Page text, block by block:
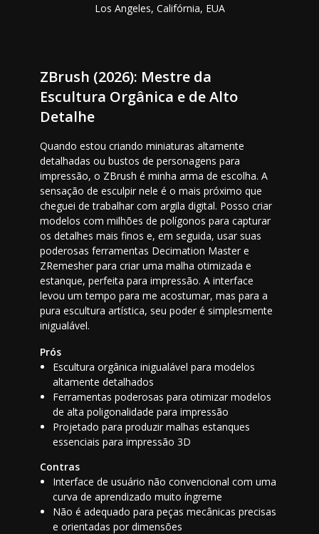
Los Angeles, Califórnia, EUA
ZBrush (2026): Mestre da
Escultura Orgânica e de Alto
Detalhe
Quando estou criando miniaturas altamente
detalhadas ou bustos de personagens para
impressão, o ZBrush é minha arma de escolha. A
sensação de esculpir nele é o mais próximo que
cheguei de trabalhar com argila digital. Posso criar
modelos com milhões de polígonos para capturar
os detalhes mais finos e, em seguida, usar suas
poderosas ferramentas Decimation Master e
ZRemesher para criar uma malha otimizada e
estanque, perfeita para impressão. A interface
levou um tempo para me acostumar, mas para a
pura escultura artística, seu poder é simplesmente
inigualável.
Prós
Escultura orgânica inigualável para modelos
altamente detalhados
Ferramentas poderosas para otimizar modelos
de alta poligonalidade para impressão
Projetado para produzir malhas estanques
essenciais para impressão 3D
Contras
Interface de usuário não convencional com uma
curva de aprendizado muito íngreme
Não é adequado para peças mecânicas precisas
e orientadas por dimensões